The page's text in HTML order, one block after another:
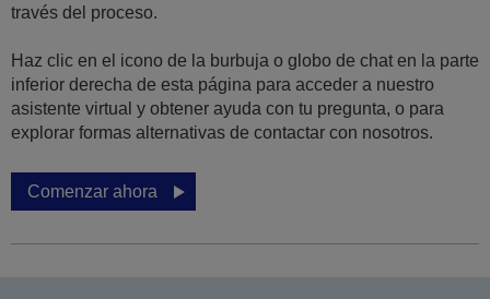
través del proceso.
Haz clic en el icono de la burbuja o globo de chat en la parte
inferior derecha de esta página para acceder a nuestro
asistente virtual y obtener ayuda con tu pregunta, o para
explorar formas alternativas de contactar con nosotros.
Comenzar ahora